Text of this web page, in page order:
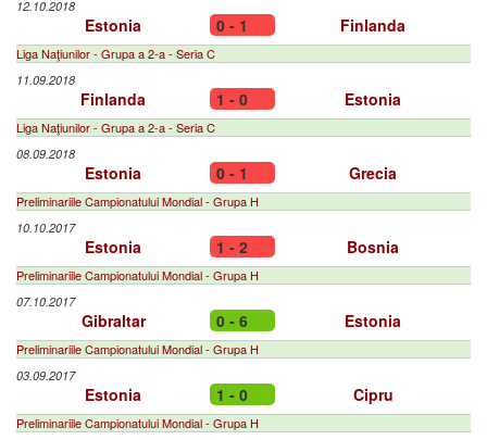
12.10.2018
Estonia 0 - 1 Finlanda
Liga Naţiunilor - Grupa a 2-a - Seria C
11.09.2018
Finlanda 1 - 0 Estonia
Liga Naţiunilor - Grupa a 2-a - Seria C
08.09.2018
Estonia 0 - 1 Grecia
Preliminariile Campionatului Mondial - Grupa H
10.10.2017
Estonia 1 - 2 Bosnia
Preliminariile Campionatului Mondial - Grupa H
07.10.2017
Gibraltar 0 - 6 Estonia
Preliminariile Campionatului Mondial - Grupa H
03.09.2017
Estonia 1 - 0 Cipru
Preliminariile Campionatului Mondial - Grupa H